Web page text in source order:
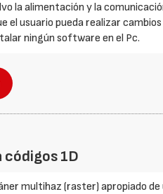
la alimentación y la
usuario pueda realizar cambios
ningún software en el Pc.
1D
multihaz (raster) apropiado de